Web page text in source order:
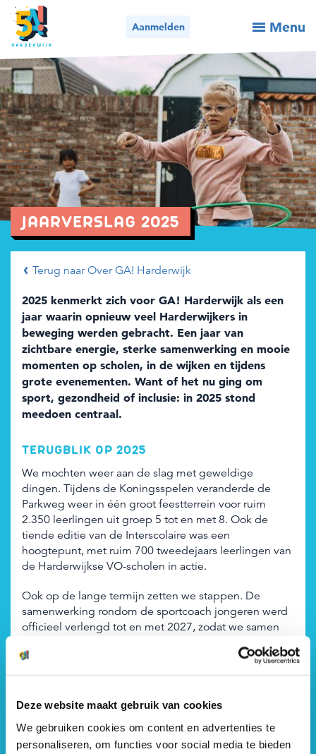
Deze website maakt gebruik van cookies
We gebruiken cookies om content en advertenties te
personaliseren, om functies voor social media te bieden
Aanmelden Menu
Activiteiten / aanmelden
Wie we zijn
Wat we doen
Voor organisaties
Nieuws
Bel ons Mail ons
Zoeken
Zoeken Organisatie login
JAARVERSLAG 2025
Terug naar Over GA! Harderwijk
2025 kenmerkt zich voor GA! Harderwijk als een
jaar waarin opnieuw veel Harderwijkers in
beweging werden gebracht. Een jaar van
zichtbare energie, sterke samenwerking en mooie
momenten op scholen, in de wijken en tijdens
grote evenementen. Want of het nu ging om
sport, gezondheid of inclusie: in 2025 stond
meedoen centraal.
TERUGBLIK OP 2025
We mochten weer aan de slag met geweldige
dingen. Tijdens de Koningsspelen veranderde de
Parkweg weer in één groot feestterrein voor ruim
2.350 leerlingen uit groep 5 tot en met 8. Ook de
tiende editie van de Interscolaire was een
hoogtepunt, met ruim 700 tweedejaars leerlingen van
de Harderwijkse VO-scholen in actie.
Ook op de lange termijn zetten we stappen. De
samenwerking rondom de sportcoach jongeren werd
officieel verlengd tot en met 2027, zodat we samen
met de VO-scholen en de gemeente kunnen blijven
investeren in beweging, ontmoeting en
ondersteuning voor jongeren. Daarnaast gingen we
op basisscholen aan de slag met gezondere keuzes
voor kinderen en gezinnen. Enkele hoogtepunten van
het afgelopen jaar.